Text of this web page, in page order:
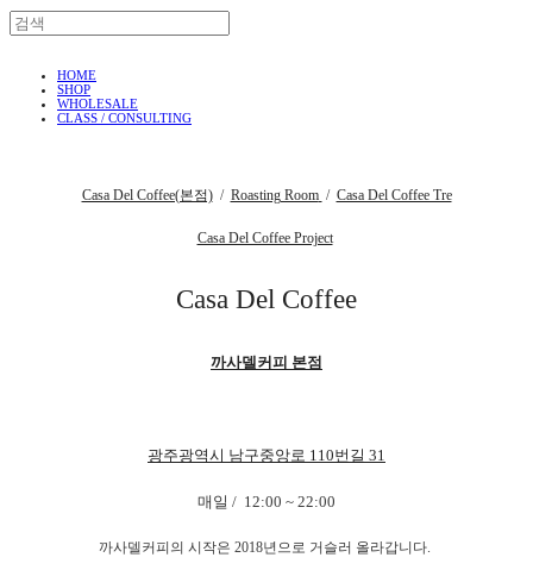
HOME
SHOP
WHOLESALE
CLASS / CONSULTING
Casa Del Coffee(본점)/ Roasting Room / Casa Del Coffee Tre
Casa Del Coffee Project
Casa Del Coffee
까사델커피 본점
광주광역시 남구중앙로 110번길 31
매일 / 12:00 ~ 22:00
까사델커피의 시작은 2018년으로 거슬러 올라갑니다.